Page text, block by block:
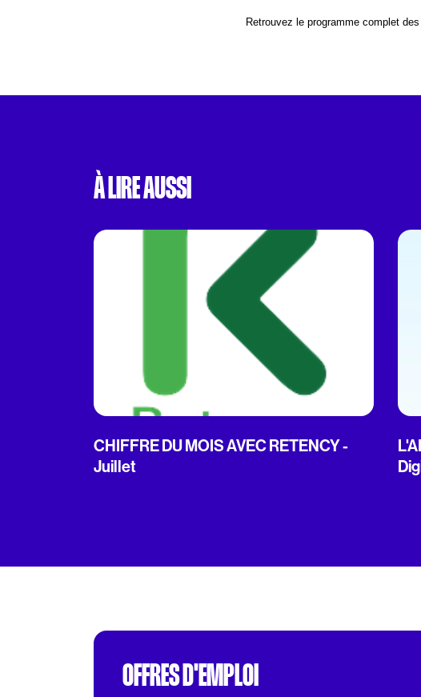
Retrouvez le programme complet
À LIRE AUSSI
CHIFFRE DU MOIS AVEC RETENCY -
Juillet
OFFRES D'EMPLOI